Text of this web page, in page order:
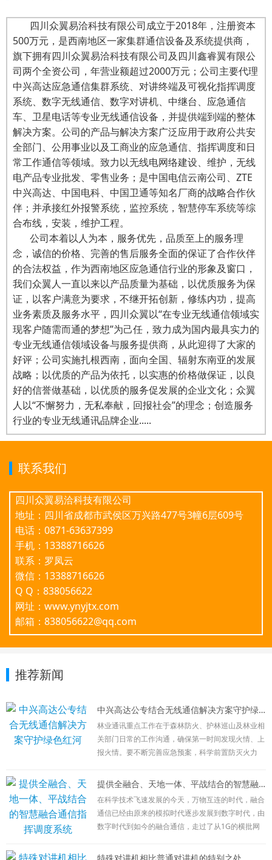
四川众翼易洽科技有限公司成立于2018年，注册资本
500万元，是西南地区一家集群通信设备及系统提供商，
旗下拥有四川众翼易洽科技有限公司及四川鑫睿翼有限公
司两个全资公司，年营业额超过2000万元；公司主要代理
中兴高达应急通信集群系统、对讲终端及可视化指挥调度
系统、数字无线通信、数字对讲机、中继台、应急通信
车、卫星电话等专业无线通信设备，并提供端到端的整体
解决方案。公司的产品与解决方案广泛应用于政府公共安
全部门、公用事业以及工商业的应急通信、指挥调度和日
常工作通信等领域。致力以无线电网络建设、维护，无线
电产品专业批发、零售业务；是中国电信云南公司、ZTE
中兴高达、中国电科、中国卫通等知名厂商的战略合作伙
伴；并承接红外报警系统，监控系统，智慧停车系统等综
合布线，安装，维护工程。
公司本着以人为本，服务优先，品质至上的服务理
念，诚信的价格、完善的售后服务全面的保证了合作伙伴
的合法权益，作为西南地区应急通信行业的形象及窗口，
我们众翼人一直以来以产品质量为基础，以优质服务为保
证，以客户满意为要求，不继开拓创新，修练内功，提高
业务素质及服务水平，四川众翼以“在专业无线通信领域实
现客户随需而通的梦想”为己任，致力成为国内最具实力的
专业无线通信领域设备与服务提供商，从此迎得了大家的
好评；公司实施扎根西南，面向全国、辐射东南亚的发展
战略；以优质的产品为依托，以实惠的价格做保证，以良
好的信誉做基础，以优质的服务促发展的企业文化；众翼
人以“不懈努力，无私奉献，回报社会”的理念；创造服务
行业的专业无线通讯品牌企业.....
联系我们
四川众翼易洽科技有限公司
地址：四川省成都市武侯区万兴路477号3幢6层609号
电话：0871-63637399
手机：13388716626
联系：罗凤云
微信：13388716626
Q Q：838056622
网址：www.ynyjtx.com
邮箱：838056622@qq.com
推荐新闻
中兴高达公专结合无线通信解决方案守护绿色红河
林业通讯重点工作在于森林防火、护林巡山及林业相
关部门日常的工作沟通，确保第一时间发现火情、上
报火情。要不断完善应急预案，科学前置防灭火力
去、信息能畅通，有力有序有效处置火灾扑救、火场
目前林业通讯方式主要有以下几种：公网通讯：
在林区外围相应负责人向总部进行日常沟通及工作汇
报使用，该通讯方式简单，接续时间长，但受网络限
提供全融合、天地一体、平战结合的智慧融合通信指挥调度系统
在科学技术飞速发展的今天，万物互连的时代，融合
通信已经由原来的模拟时代逐步发展到数字时代，由
数字时代到如今的融合通信，走过了从1G的横批网
网结合；现在宽窄融合、公专结合已经满足不了广大
特殊对讲机相比普通对讲机的特别之处